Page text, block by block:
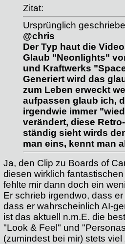
Zitat:
Ursprünglich
@chris
Der Typ haut die
Glaub "Neonlights"
und Kraftwerks
Generiert wird das
zum Leben erweckt
aufpassen glaub ich,
irgendwie immer
verändert, diese
ständig sieht wirds
man eins, kennt man
Ja, den Clip zu Boards of
diesen wirklich
fehlte mir dann doch ein
Er schrieb irgendwo, dass
dass er wahrscheinlich AI-
ist das aktuell n.m.E. die
"Look & Feel" und
(zumindest bei mir) stets